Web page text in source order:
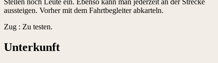
Stellen noch Leute ein. Ebenso kann man jederzeit an der Strecke
aussteigen. Vorher mit dem Fahrtbegleiter abkarteln.
Zug : Zu testen.
Unterkunft